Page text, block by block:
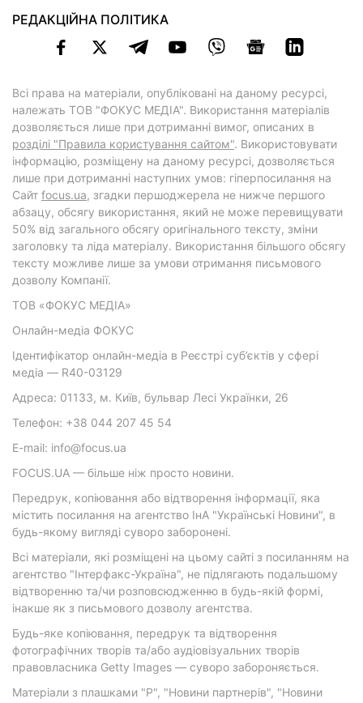
РЕДАКЦІЙНА ПОЛІТИКА
Всі права на матеріали, опубліковані на даному ресурсі,
належать ТОВ "ФОКУС МЕДІА". Використання матеріалів
дозволяється лише при дотриманні вимог, описаних в
розділі "Правила користування сайтом". Використовувати
інформацію, розміщену на даному ресурсі, дозволяється
лише при дотриманні наступних умов: гіперпосилання на
Cайт focus.ua, згадки першоджерела не нижче першого
абзацу, обсягу використання, який не може перевищувати
50% від загального обсягу оригінального тексту, зміни
заголовку та ліда матеріалу. Використання більшого обсягу
тексту можливе лише за умови отримання письмового
дозволу Компанії.
ТОВ «ФОКУС МЕДІА»
Онлайн-медіа ФОКУС
Ідентифікатор онлайн-медіа в Реєстрі суб’єктів у сфері
медіа — R40-03129
Адреса: 01133, м. Київ, бульвар Лесі Українки, 26
Телефон: +38 044 207 45 54
E-mail: info@focus.ua
FOCUS.UA — більше ніж просто новини.
Передрук, копіювання або відтворення інформації, яка
містить посилання на агентство ІнА "Українські Новини", в
будь-якому вигляді суворо заборонені.
Всі матеріали, які розміщені на цьому сайті з посиланням на
агентство "Інтерфакс-Україна", не підлягають подальшому
відтворенню та/чи розповсюдженню в будь-якій формі,
інакше як з письмового дозволу агентства.
Будь-яке копіювання, передрук та відтворення
фотографічних творів та/або аудіовізуальних творів
правовласника Getty Images — суворо забороняється.
Матеріали з плашками "Р", "Новини партнерів", "Новини